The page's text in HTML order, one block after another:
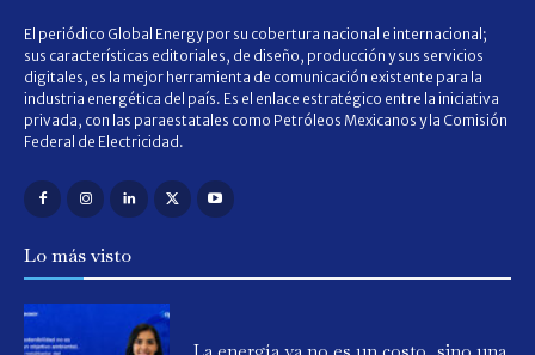
El periódico Global Energy por su cobertura nacional e internacional;
sus características editoriales, de diseño, producción y sus servicios
digitales, es la mejor herramienta de comunicación existente para la
industria energética del país. Es el enlace estratégico entre la iniciativa
privada, con las paraestatales como Petróleos Mexicanos y la Comisión
Federal de Electricidad.
Lo más visto
La energía ya no es un costo, sino una